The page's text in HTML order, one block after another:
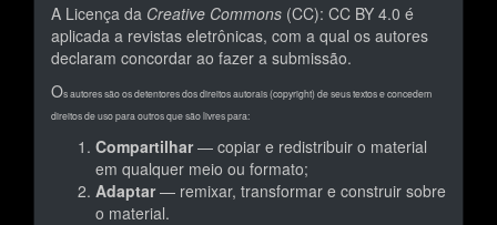
A Licença da Creative Commons (CC): CC BY 4.0 é
aplicada a revistas eletrônicas, com a qual os autores
declaram concordar ao fazer a submissão.
Os autores são os detentores dos direitos autorais (copyright) de seus textos e concedem
direitos de uso para outros que são livres para:
Compartilhar— copiar e redistribuir o material
em qualquer meio ou formato;
Adaptar— remixar, transformar e construir sobre
o material.